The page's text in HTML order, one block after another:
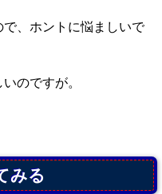
、ホントに悩ましいで
のですが。
みる